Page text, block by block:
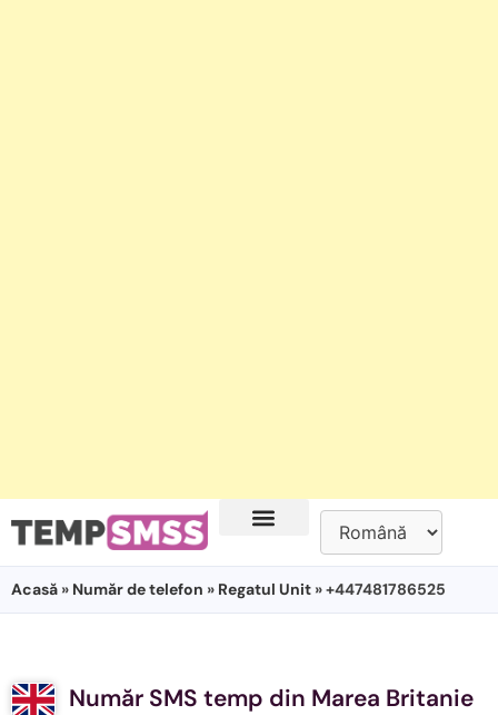
Acasă » Număr de telefon » Regatul Unit » +447481786525
Număr SMS temp din Marea Britanie